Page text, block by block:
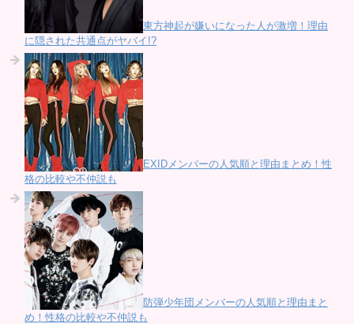
東方神起が嫌いになった人が激増！理由
に隠された共通点がヤバイ!?
EXIDメンバーの人気順と理由まとめ！性
格の比較や不仲説も
防弾少年団メンバーの人気順と理由まと
め！性格の比較や不仲説も